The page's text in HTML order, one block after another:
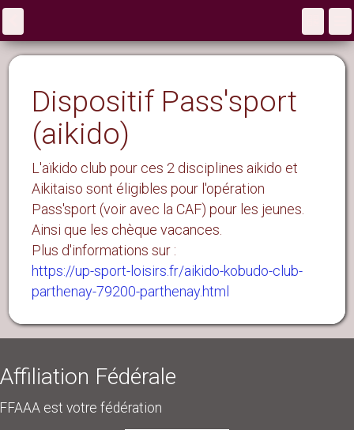
Dispositif Pass'sport
(aikido)
L'aïkido club pour ces 2 disciplines aikido et
Aikitaiso sont éligibles pour l'opération
Pass'sport (voir avec la CAF) pour les jeunes.
Ainsi que les chèque vacances.
Plus d'informations sur :
https://up-sport-loisirs.fr/aikido-kobudo-club-
parthenay-79200-parthenay.html